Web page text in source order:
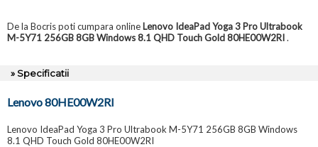
De la Bocris poti cumpara onlineLenovo IdeaPad Yoga 3 Pro Ultrabook
M-5Y71 256GB 8GB Windows 8.1 QHD Touch Gold 80HE00W2RI.
» Specificatii
Lenovo 80HE00W2RI
Lenovo IdeaPad Yoga 3 Pro Ultrabook M-5Y71 256GB 8GB Windows
8.1 QHD Touch Gold 80HE00W2RI